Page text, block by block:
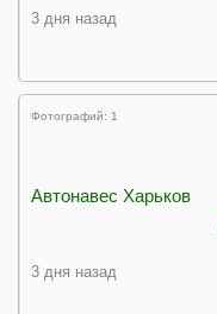
3 дня назад
Фотографий: 1
Автонавес Харьков
3 дня назад